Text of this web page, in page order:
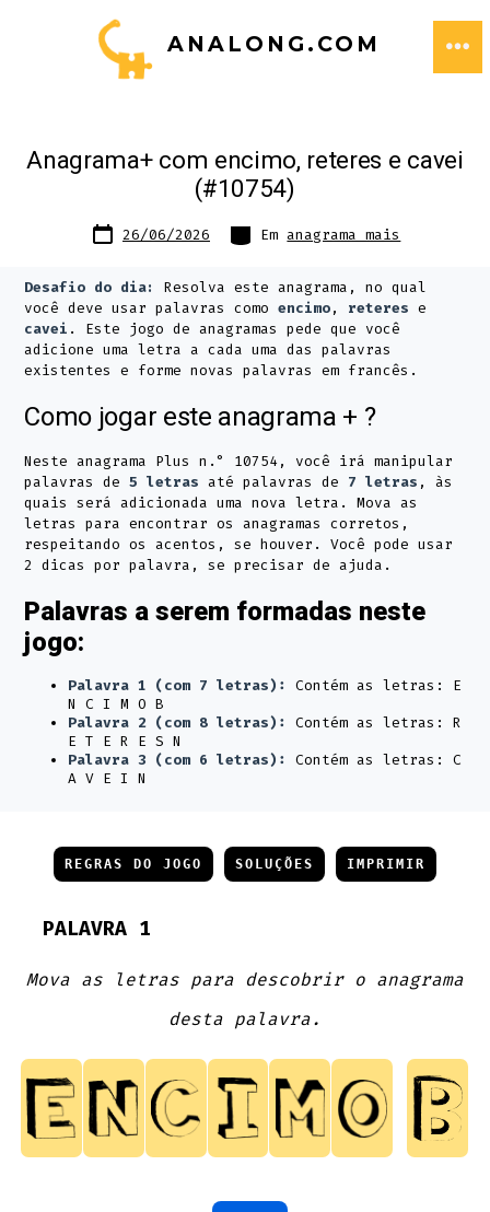
conteúdo
ANALONG.COM
Anagrama+ com encimo, reteres e cavei
(#10754)
Data
do 26/06/2026 Categorias
Em anagrama mais
Desafio do dia:
Resolva este anagrama, no qual
você deve usar palavras comoencimo, reterese
cavei . Este jogo de anagramas pede que você
adicione uma letra a cada uma das palavras
existentes e forme novas palavras em francês.
Como jogar este anagrama + ?
Neste anagrama Plus n.° 10754, você irá manipular
palavras de5 letras até palavras de 7 letras , às
quais será adicionada uma nova letra. Mova as
letras para encontrar os anagramas corretos,
respeitando os acentos, se houver. Você pode usar
2 dicas por palavra, se precisar de ajuda.
Palavras a serem formadas neste
jogo:
Palavra 1 (com 7 letras): Contém as letras: E
N C I M O B
Palavra 2 (com 8 letras): Contém as letras: R
E T E R E S N
Palavra 3 (com 6 letras): Contém as letras: C
A V E I N
REGRAS DO JOGO SOLUÇÕES IMPRIMIR
PALAVRA 1
Mova as letras para descobrir o anagrama
desta palavra.